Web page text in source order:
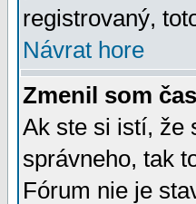
registrovaný,
Návrat hore
Zmenil som
Ak ste si istí, že
správneho, tak
Fórum nie je